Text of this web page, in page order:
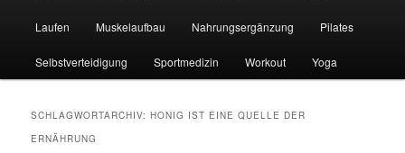
Laufen Muskelaufbau Nahrungsergänzung Pilates
Selbstverteidigung Sportmedizin Workout Yoga
SCHLAGWORTARCHIV:HONIG IST EINE QUELLE DER
ERNÄHRUNG